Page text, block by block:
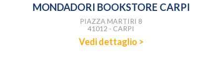
MONDADORI BOOKSTORE CARPI
PIAZZA MARTIRI 8
41012 - CARPI
Vedi dettaglio >